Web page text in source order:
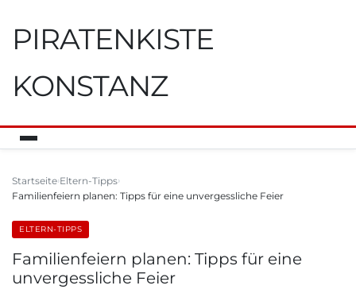
PIRATENKISTE
KONSTANZ
Startseite Eltern-Tipps
Familienfeiern planen: Tipps für eine unvergessliche Feier
ELTERN-TIPPS
Familienfeiern planen: Tipps für eine
unvergessliche Feier